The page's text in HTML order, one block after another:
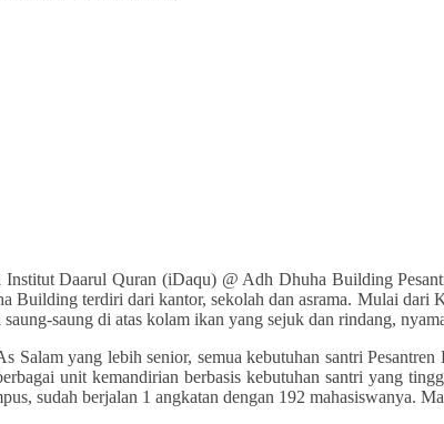
Daarul Quran (iDaqu) @ Adh Dhuha Building
Building terdiri dari kantor, sekolah dan asrama. Mulai
saung di atas kolam ikan yang sejuk dan rindang,
Salam yang lebih senior, semua kebutuhan santri
unit kemandirian berbasis kebutuhan santri yang
sudah berjalan 1 angkatan dengan 192 mahasiswanya.